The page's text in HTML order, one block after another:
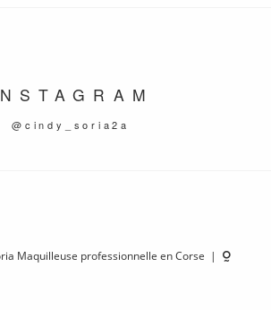
@cindy_soria2a
Maquilleuse professionnelle en Corse |